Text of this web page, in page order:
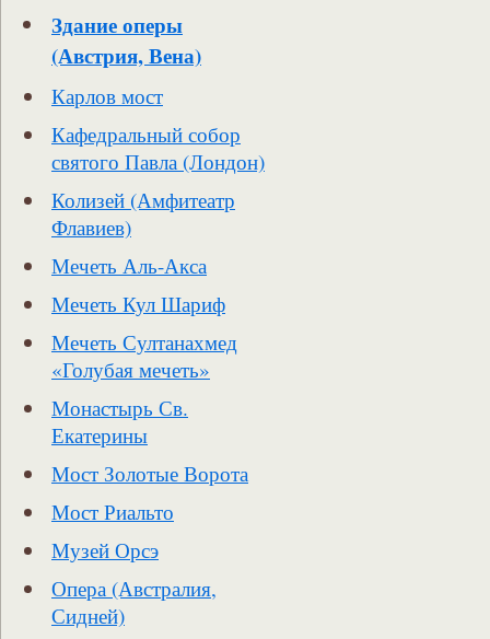
Здание оперы
(Австрия, Вена)
Карлов мост
Кафедральный собор
святого Павла (Лондон)
Колизей (Амфитеатр
Флавиев)
Мечеть Аль-Акса
Мечеть Кул Шариф
Мечеть Султанахмед
«Голубая мечеть»
Монастырь Св.
Екатерины
Мост Золотые Ворота
Мост Риальто
Музей Орсэ
Опера (Австралия,
Сидней)